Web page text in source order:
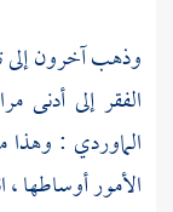
وذهب آخرون إلى
الفقر إلى أدنى
الماوردي : وهذا
الأمور أوساطها ،